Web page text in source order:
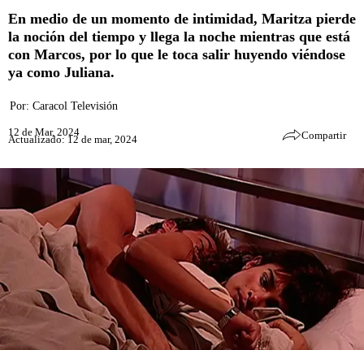
En medio de un momento de intimidad, Maritza pierde
la noción del tiempo y llega la noche mientras que está
con Marcos, por lo que le toca salir huyendo viéndose
ya como Juliana.
Por: Caracol Televisión
12 de Mar, 2024
Actualizado: 12 de mar, 2024 Compartir